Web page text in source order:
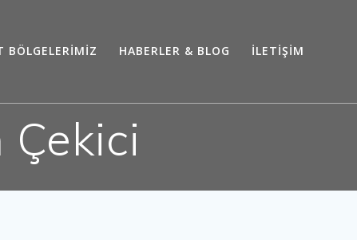
BÖLGELERİMİZ HABERLER & BLOG İLETİŞİM
Çekici